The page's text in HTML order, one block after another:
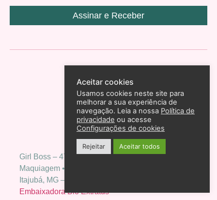
Girl Boss – 475k no YouTube
Maquiagem • Moda • Empoderamento.
Itajubá, MG – Caixa Postal 166 CEP 37500-970
Embaixadora Bio Extratus
Assinar e Receber
Aceitar cookies
Usamos cookies neste site para
melhorar a sua experiência de
navegação. Leia a nossa Política de
privacidade ou acesse
Configurações de cookies
Rejeitar Aceitar todos